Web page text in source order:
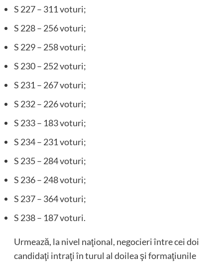
S 227 – 311 voturi;
S 228 – 256 voturi;
S 229 – 258 voturi;
S 230 – 252 voturi;
S 231 – 267 voturi;
S 232 – 226 voturi;
S 233 – 183 voturi;
S 234 – 231 voturi;
S 235 – 284 voturi;
S 236 – 248 voturi;
S 237 – 364 voturi;
S 238 – 187 voturi.
Urmează, la nivel naţional, negocieri între cei doi
candidaţi intraţi în turul al doilea şi formaţiunile